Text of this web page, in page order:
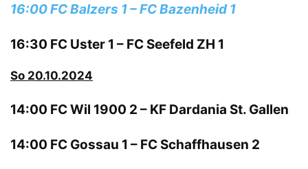
16:00 FC Balzers 1 – FC Bazenheid 1
16:30 FC Uster 1 – FC Seefeld ZH 1
So 20.10.2024
14:00 FC Wil 1900 2 – KF Dardania St. Gallen
14:00 FC Gossau 1 – FC Schaffhausen 2